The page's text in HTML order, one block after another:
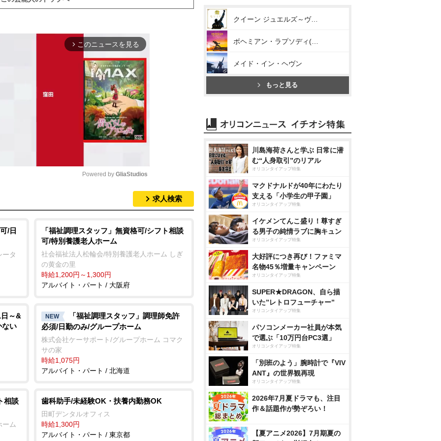
arrow_forward_ios このニュースを見る
e
Powered by GliaStudios
求人検索
/日
ータ
「福祉調理スタッフ」無資格可/シフト相談
可/特別養護老人ホーム
社会福祉法人松輪会/特別養護老人ホーム しぎ
の黄金の里
時給1,200円～1,300円
アルバイト・パート / 大阪府
～&
ない
NEW
「福祉調理スタッフ」調理師免許
必須/日勤のみ/グループホーム
株式会社ケーサポート/グループホーム コマク
サの家
時給1,075円
アルバイト・パート / 北海道
相談
ーム
歯科助手/未経験OK・扶養内勤務OK
田町デンタルオフィス
時給1,300円
アルバイト・パート / 東京都
クイーン ジュエルズ～ヴェリー・ベスト・オブ・クイーン～
メイド・イン・ヘヴン
もっと見る
川島海荷さんと学ぶ 日常に潜
む“人身取引”のリアル
オリコンタイアップ特集
マクドナルドが40年にわたり
支える「小学生の甲子園」
オリコンタイアップ特集
イケメンてんこ盛り！尊すぎ
る男子の純情ラブに胸キュン
オリコンタイアップ特集
大好評につき再び！ファミマ
名物45％増量キャンペーン
オリコンタイアップ特集
SUPER★DRAGON、自ら描
いた”レトロフューチャー”
オリコンタイアップ特集
パソコンメーカー社員が本気
で選ぶ「10万円台PC3選」
オリコンタイアップ特集
「別班のよう」腕時計で『VIV
ANT』の世界観再現
オリコンタイアップ特集
2026年7月夏ドラマも、注目
作＆話題作が勢ぞろい！
【夏アニメ2026】7月期夏の